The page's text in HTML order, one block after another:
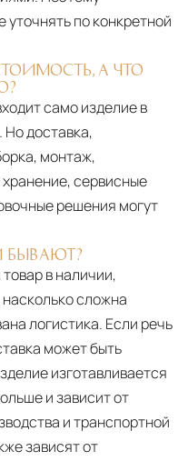
по конкретной
А ЧТО
само изделие в
доставка,
монтаж,
сервисные
решения могут
БЫВАЮТ?
в наличии,
сложна
логистика. Если речь
может быть
изготавливается
и зависит от
и транспортной
зависят от